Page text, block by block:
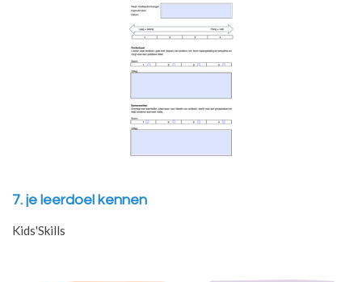
7. je leerdoel kennen
Kids'Skills